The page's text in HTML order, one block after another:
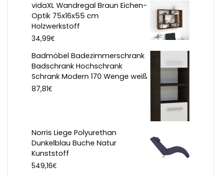
vidaXL Wandregal Braun Eichen-
Optik 75x16x55 cm
Holzwerkstoff
34,99€
Badmöbel Badezimmerschrank
Badschrank Hochschrank
Schrank Modern 170 Wenge weiß
87,81€
Norris Liege Polyurethan
Dunkelblau Buche Natur
Kunststoff
549,16€